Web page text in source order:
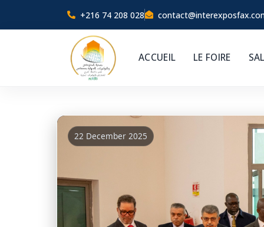
+216 74 208 028
ACCUEIL LE FOIRE
22 December 2025